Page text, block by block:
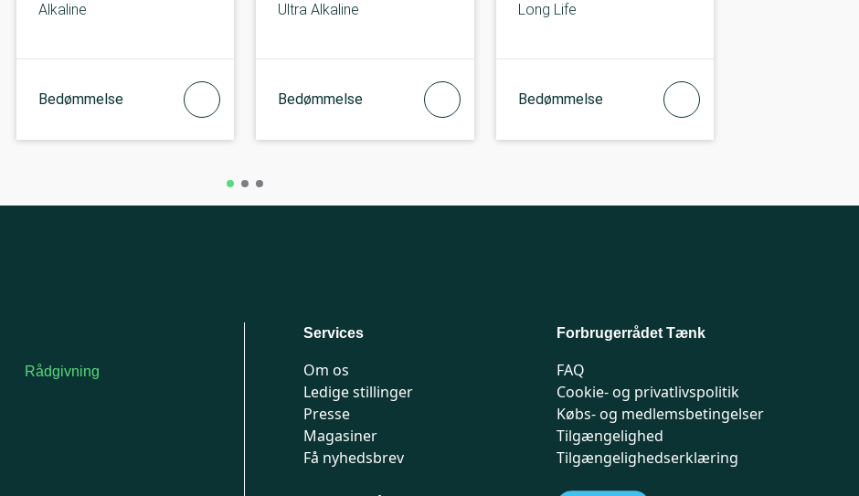
Alkaline
Bedømmelse
Ultra Alkaline
Bedømmelse
Long Life
Bedømmelse
Rådgivning
Services
Om os
Ledige stillinger
Presse
Magasiner
Få nyhedsbrev
Forbrugerrådet Tænk
FAQ
Cookie- og privatlivspolitik
Købs- og medlemsbetingelser
Tilgængelighed
Tilgængelighedserklæring